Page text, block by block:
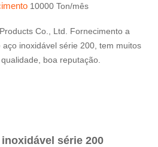
10000 Ton/mês
Co., Ltd. Fornecimento a
inoxidável série 200, tem muitos
boa reputação.
série 200